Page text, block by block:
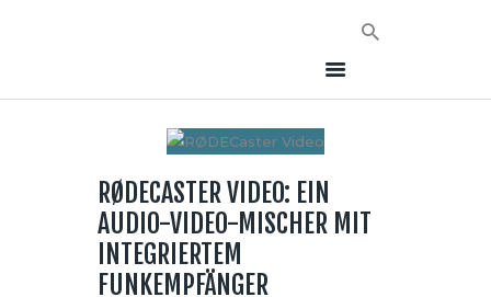
HOME
NEWS
AVT EVENTS
RØDECASTER VIDEO: EIN
AUDIO-VIDEO-MISCHER MIT
INTEGRIERTEM
FUNKEMPFÄNGER